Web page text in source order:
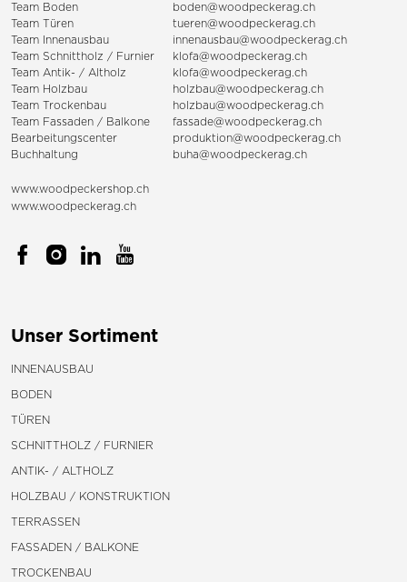
Team Boden
boden@woodpeckerag.ch
Team Türen
tueren@woodpeckerag.ch
Team Innenausbau
innenausbau@woodpeckerag.ch
Team Schnittholz / Furnier
klofa@woodpeckerag.ch
Team Antik- / Altholz
klofa@woodpeckerag.ch
Team Holzbau
holzbau@woodpeckerag.ch
Team Trockenbau
holzbau@woodpeckerag.ch
Team Fassaden / Balkone
fassade@woodpeckerag.ch
Bearbeitungscenter
produktion@woodpeckerag.ch
Buchhaltung
buha@woodpeckerag.ch
www.woodpeckershop.ch
www.woodpeckerag.ch
Unser Sortiment
INNENAUSBAU
BODEN
TÜREN
SCHNITTHOLZ / FURNIER
ANTIK- / ALTHOLZ
HOLZBAU / KONSTRUKTION
TERRASSEN
FASSADEN / BALKONE
TROCKENBAU